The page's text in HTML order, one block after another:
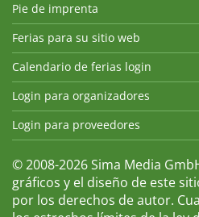
Pie de imprenta
Ferias para su sitio web
Calendario de ferias login
Login para organizadores
Login para proveedores
© 2008-2026 Sima Media
gráficos y el diseño de este
por los derechos de autor.